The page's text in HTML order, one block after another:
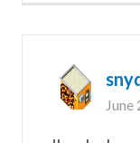
June